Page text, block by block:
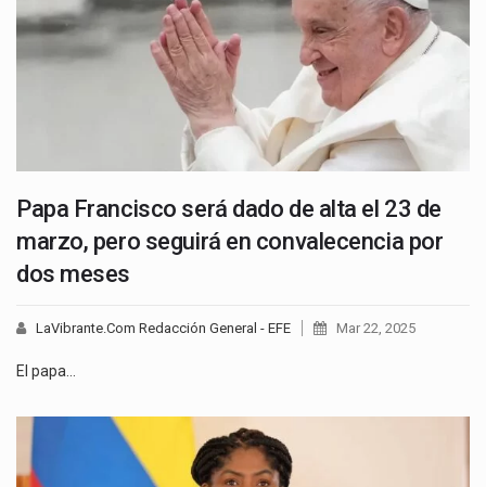
Papa Francisco será dado de alta el 23 de
marzo, pero seguirá en convalecencia por
dos meses
LaVibrante.Com Redacción General - EFE Mar 22, 2025
El papa…